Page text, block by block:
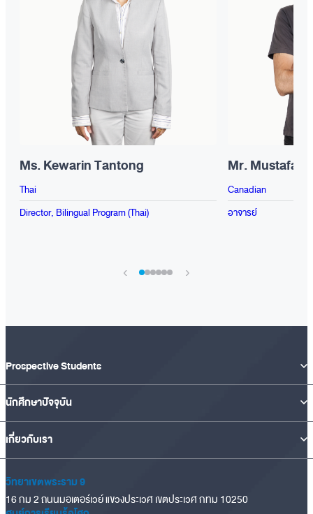
Ms. Kewarin Tantong
Thai
Director, Bilingual Program (Thai)
Mr. Mustafa
Canadian
อาจารย์
‹ ›
Prospective Students
นักศึกษาปัจจุบัน
เกี่ยวกับเรา
วิทยาเขตพระราม 9
16 กม 2 ถนนมอเตอร์เวย์ แขวงประเวศ เขตประเวศ กทม 10250